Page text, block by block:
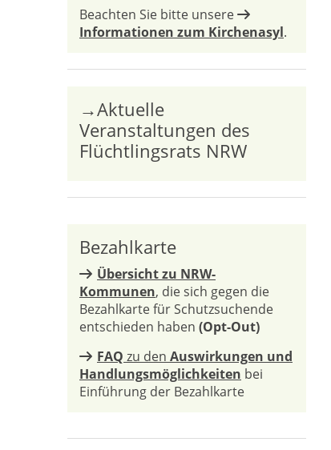
Beachten Sie bitte unsere
Informationen zum Kirchenasyl.
→Aktuelle
Veranstaltungen des
Flüchtlingsrats NRW
Bezahlkarte
Übersicht zu NRW-
Kommunen, die sich gegen die
Bezahlkarte für Schutzsuchende
entschieden haben (Opt-Out)
FAQ zu den Auswirkungen und
Handlungsmöglichkeiten bei
Einführung der Bezahlkarte